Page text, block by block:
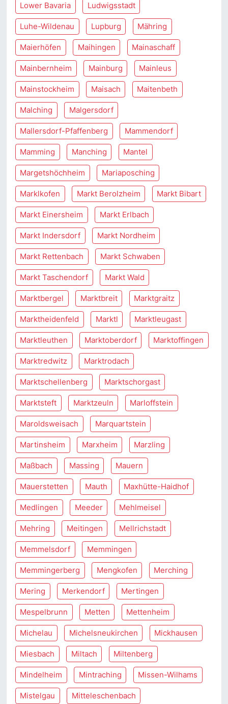
Lower Bavaria Ludwigsstadt
Luhe-Wildenau Lupburg Mähring
Maierhöfen Maihingen Mainaschaff
Mainbernheim Mainburg Mainleus
Mainstockheim Maisach Maitenbeth
Malching Malgersdorf
Mallersdorf-Pfaffenberg Mammendorf
Mamming Manching Mantel
Margetshöchheim Mariaposching
Marklkofen Markt Berolzheim Markt Bibart
Markt Einersheim Markt Erlbach
Markt Indersdorf Markt Nordheim
Markt Rettenbach Markt Schwaben
Markt Taschendorf Markt Wald
Marktbergel Marktbreit Marktgraitz
Marktheidenfeld Marktl Marktleugast
Marktleuthen Marktoberdorf Marktoffingen
Marktredwitz Marktrodach
Marktschellenberg Marktschorgast
Marktsteft Marktzeuln Marloffstein
Maroldsweisach Marquartstein
Martinsheim Marxheim Marzling
Maßbach Massing Mauern
Mauerstetten Mauth Maxhütte-Haidhof
Medlingen Meeder Mehlmeisel
Mehring Meitingen Mellrichstadt
Memmelsdorf Memmingen
Memmingerberg Mengkofen Merching
Mering Merkendorf Mertingen
Mespelbrunn Metten Mettenheim
Michelau Michelsneukirchen Mickhausen
Miesbach Miltach Miltenberg
Mindelheim Mintraching Missen-Wilhams
Mistelgau Mitteleschenbach